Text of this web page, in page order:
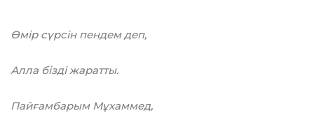
Өмір сүрсін пендем деп,
Алла бізді жаратты.
Пайғамбарым Мұхаммед,